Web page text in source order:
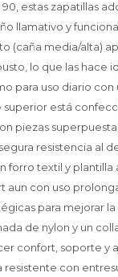
estas zapatillas
llamativo y
(caña media/alta)
lo que las hace
para uso diario con
superior está
piezas
resistencia al
forro textil y plantilla
aun con uso
para mejorar
de nylon y un
confort, soporte y
con